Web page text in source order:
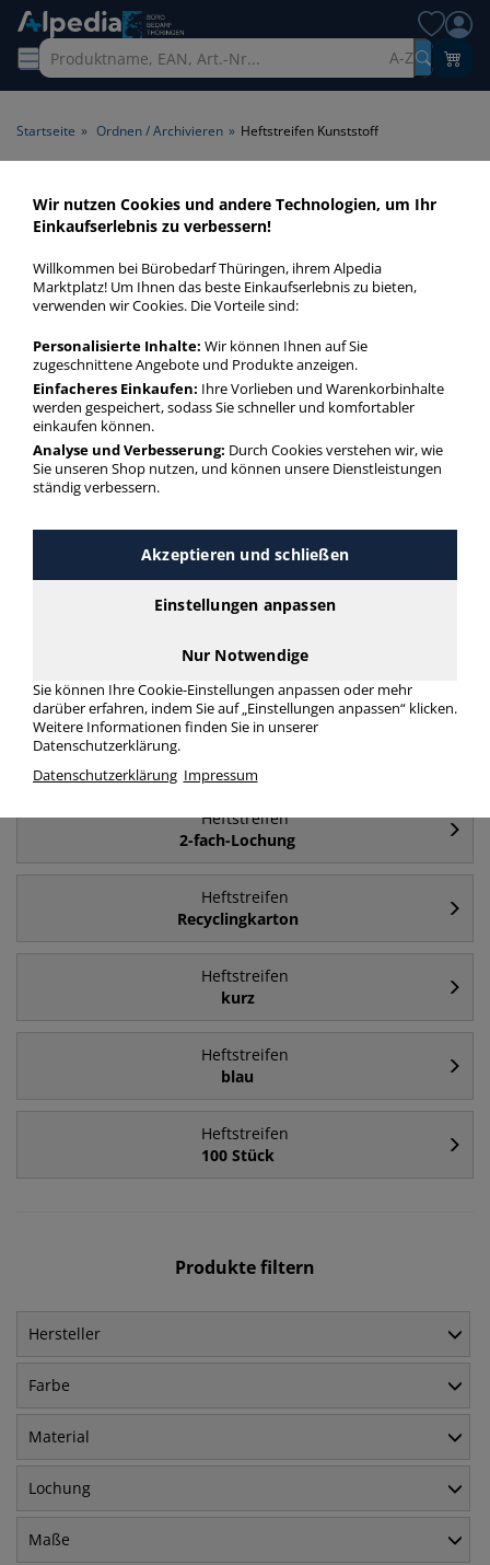
A-Z
Startseite » Ordnen / Archivieren » Heftstreifen Kunststoff
Heftstreifen Kunststoff >
Material Kunststoff
Heftstreifen Kunststoff in bester Qualität zum günstigen
Preis. Finden Sie schnell Heftstreifen Kunststoff mit unserer
Heftstreifen Kunststoff
mehr Infos zur Kategorie
Heftstreifen
Kunststoff
Heftstreifen
Karton
Heftstreifen
Heftstreifen
2-fach-Lochung
Heftstreifen
Recyclingkarton
Heftstreifen
kurz
Heftstreifen
blau
Heftstreifen
100 Stück
Produkte filtern
Hersteller
Farbe
Material
Lochung
Maße
Wir nutzen Cookies und andere Technologien, um Ihr
Einkaufserlebnis zu verbessern!
Willkommen bei Bürobedarf Thüringen, ihrem Alpedia
Marktplatz! Um Ihnen das beste Einkaufserlebnis zu bieten,
verwenden wir Cookies. Die Vorteile sind:
Personalisierte Inhalte: Wir können Ihnen auf Sie
zugeschnittene Angebote und Produkte anzeigen.
Einfacheres Einkaufen: Ihre Vorlieben und Warenkorbinhalte
werden gespeichert, sodass Sie schneller und komfortabler
einkaufen können.
Analyse und Verbesserung: Durch Cookies verstehen wir, wie
Sie unseren Shop nutzen, und können unsere Dienstleistungen
ständig verbessern.
Akzeptieren und schließen
Einstellungen anpassen
Nur Notwendige
Sie können Ihre Cookie-Einstellungen anpassen oder mehr
darüber erfahren, indem Sie auf „Einstellungen anpassen“ klicken.
Weitere Informationen finden Sie in unserer
Datenschutzerklärung.
Datenschutzerklärung Impressum